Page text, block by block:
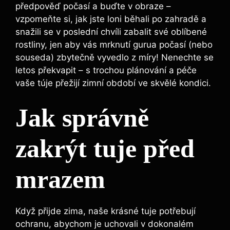
předpověď počasí a buďte v obraze –
vzpomeňte si, jak jste loni běhali po zahradě a
snažili se v poslední chvíli zabalit své oblíbené
rostliny, jen aby vás mrknutí gurua počasí (nebo
souseda) zbytečně vyvedlo z míry! Nenechte se
letos překvapit – s trochou plánování a péče
vaše túje přežijí zimní období ve skvělé kondici.
Jak správně
zakrýt tuje před
mrazem
Když přijde zima, naše krásné tuje potřebují
ochranu, abychom je uchovali v dokonalém